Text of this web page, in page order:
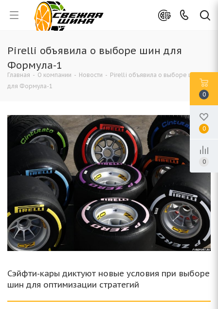
Pirelli объявила о выборе шин для
Формула-1
Главная - О компании - Новости - Pirelli объявила о выборе шин
для Формула-1
Сэйфти-кары диктуют новые условия при выборе
шин для оптимизации стратегий
0
0
0